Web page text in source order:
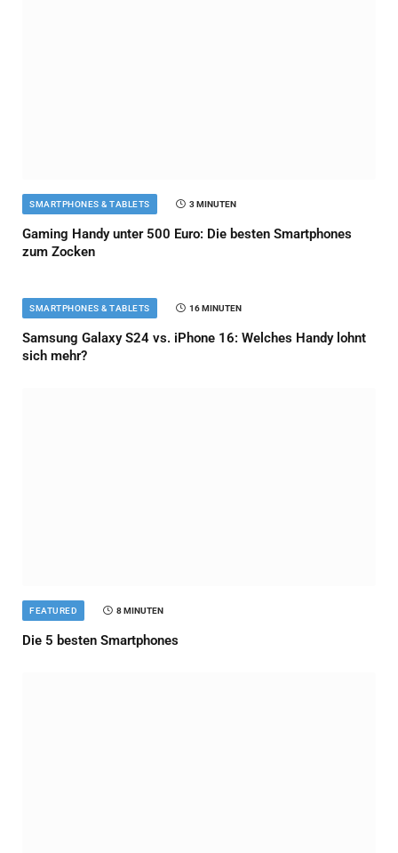
SMARTPHONES & TABLETS 3 MINUTEN
Gaming Handy unter 500 Euro: Die besten Smartphones
zum Zocken
SMARTPHONES & TABLETS 16 MINUTEN
Samsung Galaxy S24 vs. iPhone 16: Welches Handy lohnt
sich mehr?
FEATURED 8 MINUTEN
Die 5 besten Smartphones